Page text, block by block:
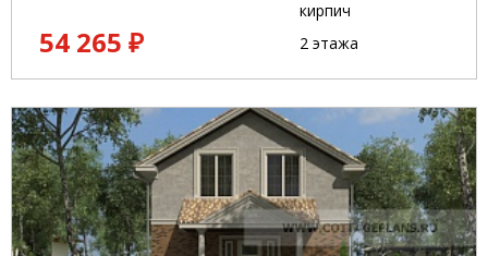
54 265 ₽
кирпич
2 этажа